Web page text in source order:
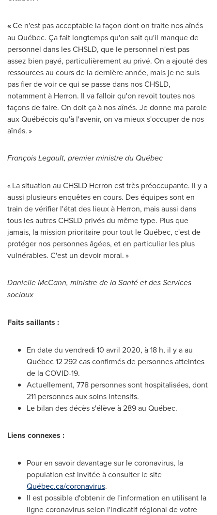
«Ce n'est pas acceptable la façon dont on traite nos aînés
au Québec. Ça fait longtemps qu'on sait qu'il manque de
personnel dans les CHSLD, que le personnel n'est pas
assez bien payé, particulièrement au privé. On a ajouté des
ressources au cours de la dernière année, mais je ne suis
pas fier de voir ce qui se passe dans nos CHSLD,
notamment à Herron. Il va falloir qu'on revoit toutes nos
façons de faire. On doit ça à nos aînés. Je donne ma parole
aux Québécois qu'à l'avenir, on va mieux s'occuper de nos
aînés. »
François Legault, premier ministre du Québec
« La situation au CHSLD Herron est très préoccupante. Il y a
aussi plusieurs enquêtes en cours. Des équipes sont en
train de vérifier l'état des lieux à Herron, mais aussi dans
tous les autres CHSLD privés du même type. Plus que
jamais, la mission prioritaire pour tout le Québec, c'est de
protéger nos personnes âgées, et en particulier les plus
vulnérables. C'est un devoir moral. »
Danielle McCann, ministre de la Santé et des Services
sociaux
Faits saillants :
En date du vendredi 10 avril 2020, à 18 h, il y a au
Québec 12 292 cas confirmés de personnes atteintes
de la COVID-19.
Actuellement, 778 personnes sont hospitalisées, dont
211 personnes aux soins intensifs.
Le bilan des décès s'élève à 289 au Québec.
Liens connexes :
Pour en savoir davantage sur le coronavirus, la
population est invitée à consulter le site
Québec.ca/coronavirus.
Il est possible d'obtenir de l'information en utilisant la
ligne coronavirus selon l'indicatif régional de votre